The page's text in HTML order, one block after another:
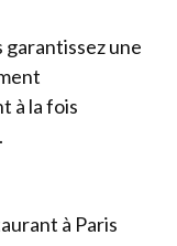
garantissez une
à la fois
à Paris